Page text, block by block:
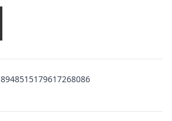
8948515179617268086